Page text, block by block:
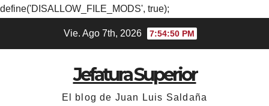
define('DISALLOW_FILE_MODS', true);
Vie. Ago 7th, 2026 7:54:51 PM
Jefatura Superior
El blog de Juan Luis Saldaña